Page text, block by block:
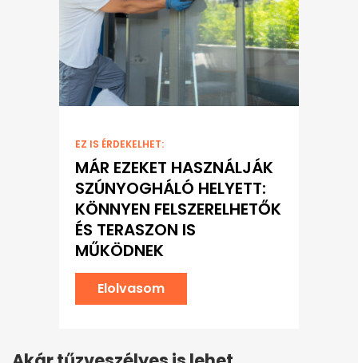
EZ IS ÉRDEKELHET:
MÁR EZEKET HASZNÁLJÁK
SZÚNYOGHÁLÓ HELYETT:
KÖNNYEN FELSZERELHETŐK
ÉS TERASZON IS
MŰKÖDNEK
Elolvasom